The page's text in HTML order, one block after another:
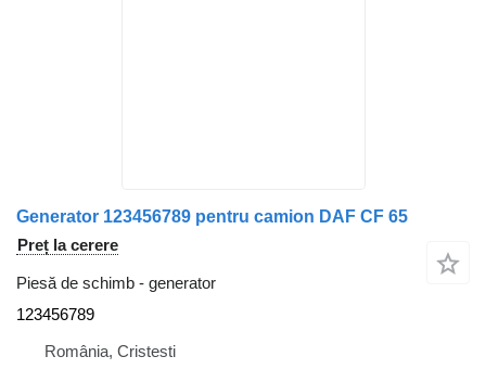
Generator 123456789 pentru camion DAF CF 65
Preț la cerere
Piesă de schimb - generator
123456789
România, Cristesti